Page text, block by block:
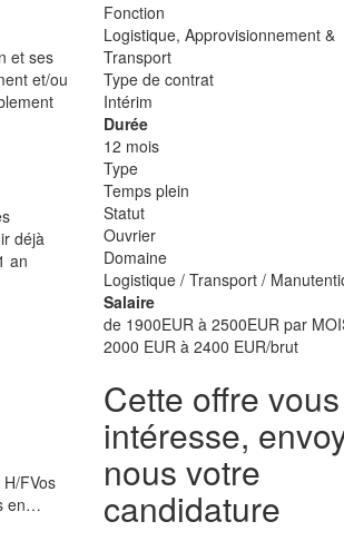
et ses
et/ou
déjà
an
FVos
en…
Fonction
Logistique, Approvisionnement &
Transport
Type de contrat
Intérim
Durée
12 mois
Type
Temps plein
Statut
Ouvrier
Domaine
Logistique / Transport /
Salaire
de 1900EUR à 2500EUR par
2000 EUR à 2400 EUR/brut
Cette offre vous
intéresse,
nous votre
candidature